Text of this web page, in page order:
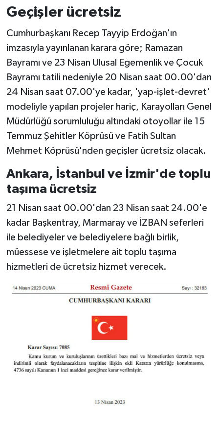
Geçişler ücretsiz
Cumhurbaşkanı Recep Tayyip Erdoğan'ın
imzasıyla yayınlanan karara göre; Ramazan
Bayramı ve 23 Nisan Ulusal Egemenlik ve Çocuk
Bayramı tatili nedeniyle 20 Nisan saat 00.00'dan
24 Nisan saat 07.00'ye kadar, 'yap-işlet-devret'
modeliyle yapılan projeler hariç, Karayolları Genel
Müdürlüğü sorumluluğu altındaki otoyollar ile 15
Temmuz Şehitler Köprüsü ve Fatih Sultan
Mehmet Köprüsü'nden geçişler ücretsiz olacak.
Ankara, İstanbul ve İzmir'de toplu
taşıma ücretsiz
21 Nisan saat 00.00'dan 23 Nisan saat 24.00'e
kadar Başkentray, Marmaray ve İZBAN seferleri
ile belediyeler ve belediyelere bağlı birlik,
müessese ve işletmelere ait toplu taşıma
hizmetleri de ücretsiz hizmet verecek.